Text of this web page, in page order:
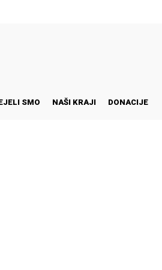
SMO NAŠI KRAJI DONACIJE